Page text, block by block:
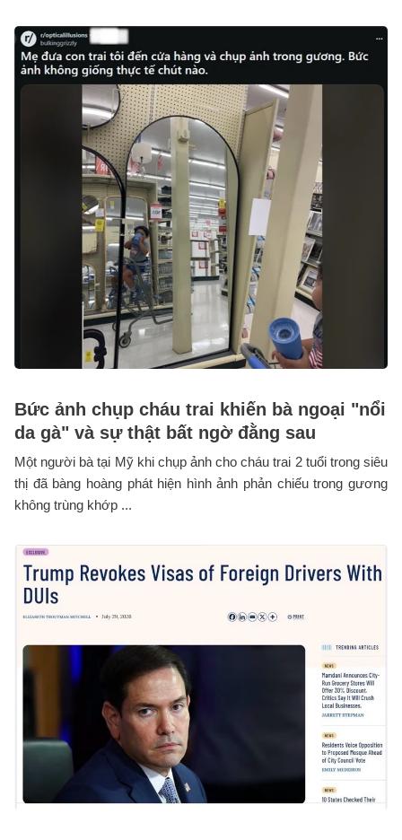
Bức ảnh chụp cháu trai khiến bà ngoại "nổi
da gà" và sự thật bất ngờ đằng sau
Một người bà tại Mỹ khi chụp ảnh cho cháu trai 2 tuổi trong siêu
thị đã bàng hoàng phát hiện hình ảnh phản chiếu trong gương
không trùng khớp ...